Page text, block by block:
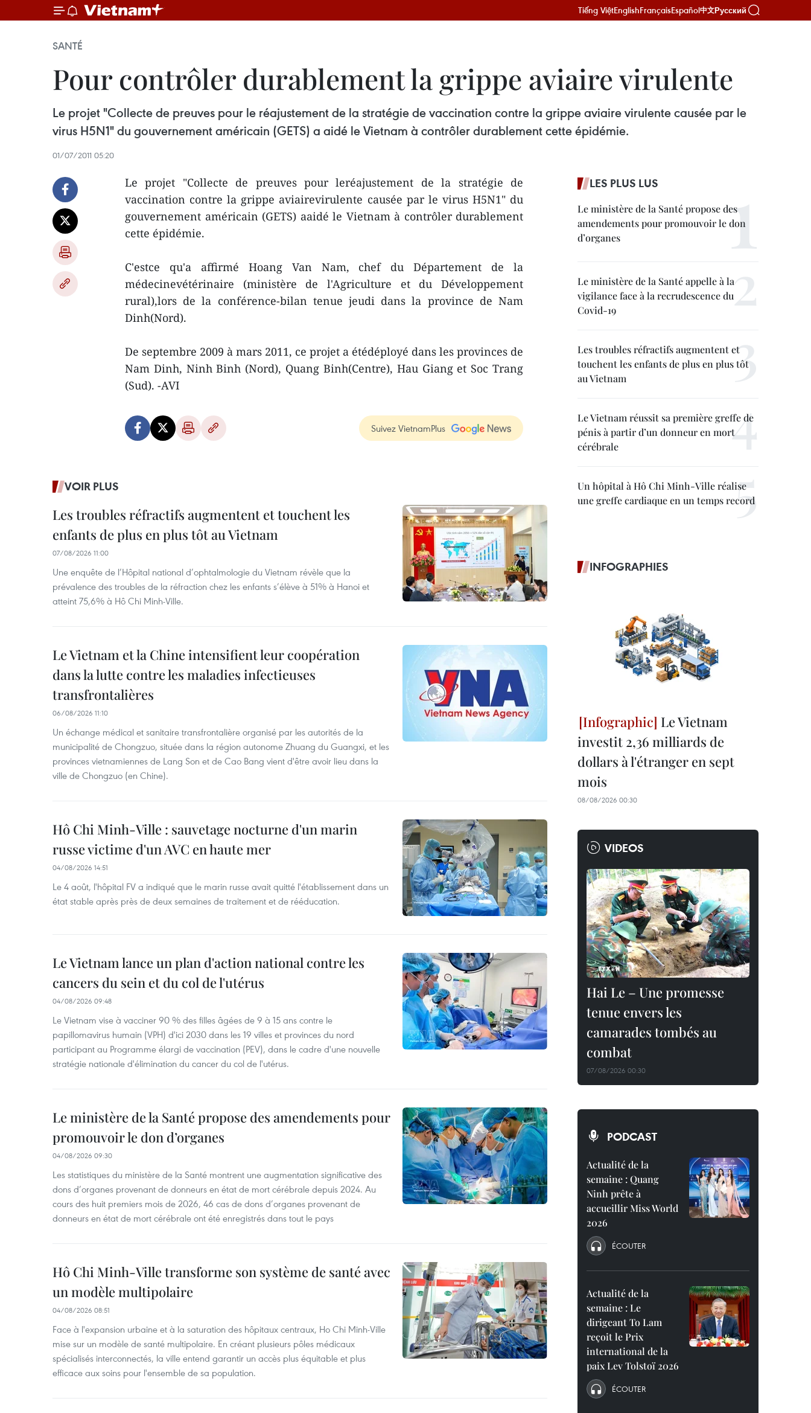
Tiếng ViệtEnglishFrançaisEspañol中文Русский
SANTÉ
Pour contrôler durablement la grippe aviaire virulente
Le projet "Collecte de preuves pour le réajustement de la stratégie de vaccination contre la grippe aviaire virulente causée par le
virus H5N1" du gouvernement américain (GETS) a aidé le Vietnam à contrôler durablement cette épidémie.
01/07/2011 05:20
Le projet "Collecte de preuves pour leréajustement de la stratégie de
vaccination contre la grippe aviairevirulente causée par le virus H5N1" du
gouvernement américain (GETS) aaidé le Vietnam à contrôler durablement
cette épidémie.
C'estce qu'a affirmé Hoang Van Nam, chef du Département de la
médecinevétérinaire (ministère de l'Agriculture et du Développement
rural),lors de la conférence-bilan tenue jeudi dans la province de Nam
Dinh(Nord).
De septembre 2009 à mars 2011, ce projet a étédéployé dans les provinces de
Nam Dinh, Ninh Binh (Nord), Quang Binh(Centre), Hau Giang et Soc Trang
(Sud). -AVI
Suivez VietnamPlus
VOIR PLUS
Les troubles réfractifs augmentent et touchent les
enfants de plus en plus tôt au Vietnam
07/08/2026 11:00
Une enquête de l’Hôpital national d’ophtalmologie du Vietnam révèle que la
prévalence des troubles de la réfraction chez les enfants s’élève à 51% à Hanoi et
atteint 75,6% à Hô Chi Minh-Ville.
Le Vietnam et la Chine intensifient leur coopération
dans la lutte contre les maladies infectieuses
transfrontalières
06/08/2026 11:10
Un échange médical et sanitaire transfrontalière organisé par les autorités de la
municipalité de Chongzuo, située dans la région autonome Zhuang du Guangxi, et les
provinces vietnamiennes de Lang Son et de Cao Bang vient d'être avoir lieu dans la
ville de Chongzuo (en Chine).
Hô Chi Minh-Ville : sauvetage nocturne d'un marin
russe victime d'un AVC en haute mer
04/08/2026 14:51
Le 4 août, l'hôpital FV a indiqué que le marin russe avait quitté l'établissement dans un
état stable après près de deux semaines de traitement et de rééducation.
Le Vietnam lance un plan d'action national contre les
cancers du sein et du col de l'utérus
04/08/2026 09:48
Le Vietnam vise à vacciner 90 % des filles âgées de 9 à 15 ans contre le
papillomavirus humain (VPH) d'ici 2030 dans les 19 villes et provinces du nord
participant au Programme élargi de vaccination (PEV), dans le cadre d'une nouvelle
stratégie nationale d'élimination du cancer du col de l'utérus.
Le ministère de la Santé propose des amendements pour
promouvoir le don d’organes
04/08/2026 09:30
Les statistiques du ministère de la Santé montrent une augmentation significative des
dons d’organes provenant de donneurs en état de mort cérébrale depuis 2024. Au
cours des huit premiers mois de 2026, 46 cas de dons d’organes provenant de
donneurs en état de mort cérébrale ont été enregistrés dans tout le pays
Hô Chi Minh-Ville transforme son système de santé avec
un modèle multipolaire
04/08/2026 08:51
Face à l'expansion urbaine et à la saturation des hôpitaux centraux, Ho Chi Minh-Ville
mise sur un modèle de santé multipolaire. En créant plusieurs pôles médicaux
spécialisés interconnectés, la ville entend garantir un accès plus équitable et plus
efficace aux soins pour l'ensemble de sa population.
LES PLUS LUS
Le ministère de la Santé propose des
amendements pour promouvoir le don
d’organes
Le ministère de la Santé appelle à la
vigilance face à la recrudescence du
Covid-19
Les troubles réfractifs augmentent et
touchent les enfants de plus en plus tôt
au Vietnam
Le Vietnam réussit sa première greffe de
pénis à partir d’un donneur en mort
cérébrale
Un hôpital à Hô Chi Minh-Ville réalise
une greffe cardiaque en un temps record
INFOGRAPHIES
Le Vietnam
investit 2,36 milliards de
dollars à l'étranger en sept
mois
08/08/2026 00:30
VIDEOS
Hai Le – Une promesse
tenue envers les
camarades tombés au
combat
07/08/2026 00:30
PODCAST
Actualité de la
semaine : Quang
Ninh prête à
accueillir Miss World
2026
ÉCOUTER
Actualité de la
semaine : Le
dirigeant To Lam
reçoit le Prix
international de la
paix Lev Tolstoï 2026
ÉCOUTER